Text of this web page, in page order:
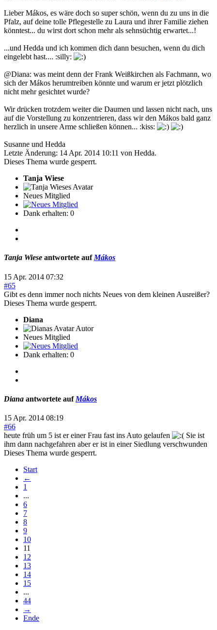
Lieber Mákos, es wäre doch so super schön, wenn du zu uns in die
Pfalz, auf deine tolle Pflegestelle zu Laura und ihrer Familie ziehen
könntest... du wirst dort schon mehr als sehnsüchtig erwartet...!
...und Hedda und ich kommen dich dann besuchen, wenn du dich
eingelebt hast.... :silly:
@Diana: was meint denn der Frank Weißkirchen als Fachmann, wo
sich der Mákos herumtreiben könnte und warum er jetzt plötzlich
nicht mehr gesichtet wurde?
Wir drücken trotzdem weiter die Daumen und lassen nicht nach, uns
auf die Vorstellung zu konzentrieren, dass wir den Mákos bald ganz
herzlich in unsere Arme schließen können... :kiss:
Susanne und Hedda
Letzte Änderung: 14 Apr. 2014 10:11 von Hedda.
Dieses Thema wurde gesperrt.
Tanja Wiese
Neues Mitglied
Dank erhalten: 0
Tanja Wiese antwortete auf Mákos
15 Apr. 2014 07:32
#65
Gibt es denn immer noch nichts Neues von dem kleinen Ausreißer?
Dieses Thema wurde gesperrt.
Diana
Autor
Neues Mitglied
Dank erhalten: 0
Diana antwortete auf Mákos
15 Apr. 2014 08:19
#66
heute früh um 5 ist er einer Frau fast ins Auto gelaufen
Sie ist
ihm dann nachgefahren aber er ist in einer Siedlung verschwunden
Dieses Thema wurde gesperrt.
Start
←
1
...
6
7
8
9
10
11
12
13
14
15
...
44
→
Ende